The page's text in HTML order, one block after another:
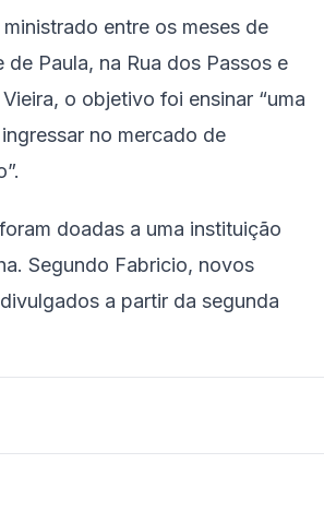
entre os meses de
Paula, na Rua dos Passos e
o objetivo foi ensinar “uma
no mercado de
doadas a uma instituição
Segundo Fabricio, novos
a partir da segunda